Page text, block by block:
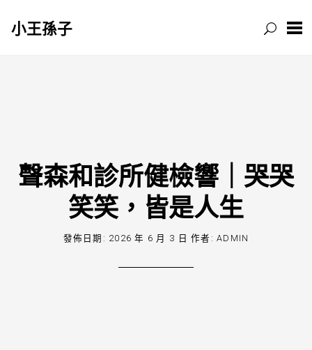
小王孫子
聲森和診所健檢響｜哭哭
笑笑，皆是人生
發佈日期: 2026 年 6 月 3 日 作者:ADMIN